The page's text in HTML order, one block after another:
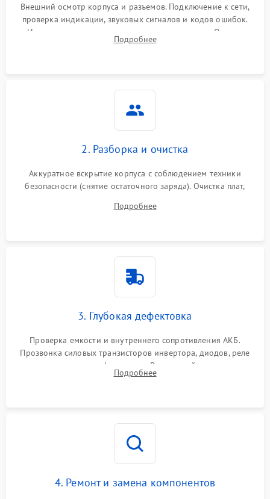
Внешний осмотр корпуса и разъемов. Подключение к сети,
проверка индикации, звуковых сигналов и кодов ошибок.
Измерение входного и выходного напряжения. Оценка
реакции ИБП на отключение основного питания без
Подробнее
2. Разборка и очистка
Аккуратное вскрытие корпуса с соблюдением техники
безопасности (снятие остаточного заряда). Очистка плат,
и кистей для предотвращения перегрева и замыканий.
Подробнее
3. Глубокая дефектовка
Проверка емкости и внутреннего сопротивления АКБ.
Прозвонка силовых транзисторов инвертора, диодов, реле
переключения и трансформатора. Визуальный поиск вздутых
конденсаторов и прогаров на печатной плате.
Подробнее
4. Ремонт и замена компонентов